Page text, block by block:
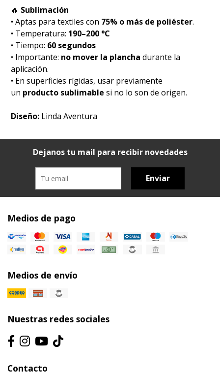
🔥 Sublimación
• Aptas para textiles con 75% o más de poliéster.
• Temperatura: 190–200 °C
• Tiempo: 60 segundos
• Importante: no mover la plancha durante la
aplicación.
• En superficies rígidas, usar previamente
un producto sublimable si no lo son de origen.
Diseño: Linda Aventura
Dejanos tu mail para recibir novedades
Enviar
Medios de pago
Medios de envío
Nuestras redes sociales
Contacto